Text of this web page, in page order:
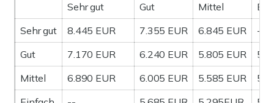
Sehr gut
Gut Mittel
Sehr gut
8.445 EUR 7.355 EUR 6.845 EUR
--
Gut
7.170 EUR 6.240 EUR 5.805 EUR
Mittel
6.890 EUR 6.005 EUR 5.585 EUR